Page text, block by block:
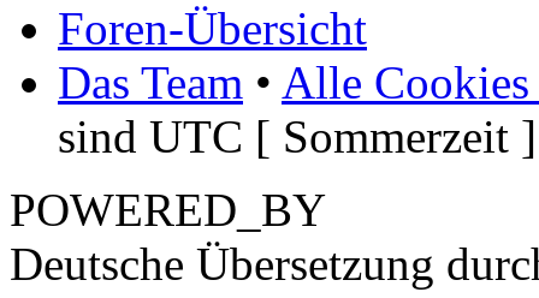
Foren-Übersicht
Das Team • Alle Cookies
sind UTC [ Sommerzeit ]
POWERED_BY
Deutsche Übersetzung